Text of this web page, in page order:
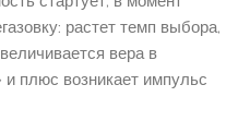
растет темп выбора,
вера в
плюс возникает импульс